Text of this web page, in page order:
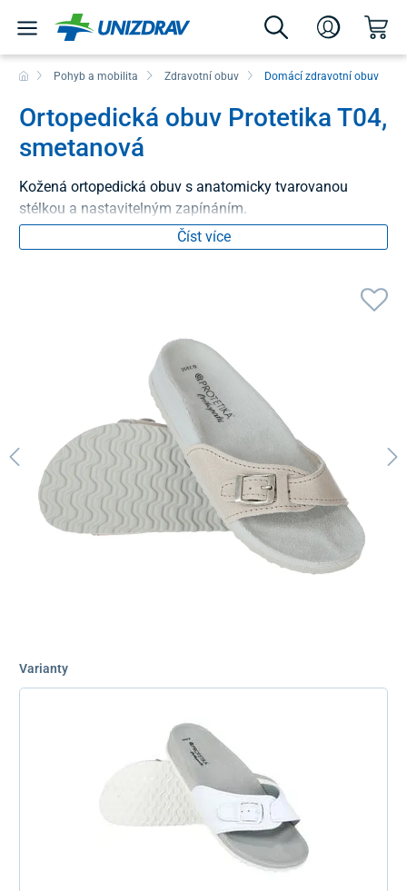
Pohyb a mobilita Zdravotní obuv Domácí zdravotní obuv
Ortopedická obuv Protetika T04,
smetanová
Kožená ortopedická obuv s anatomicky tvarovanou
stélkou a nastavitelným zapínáním.
Číst více
Varianty